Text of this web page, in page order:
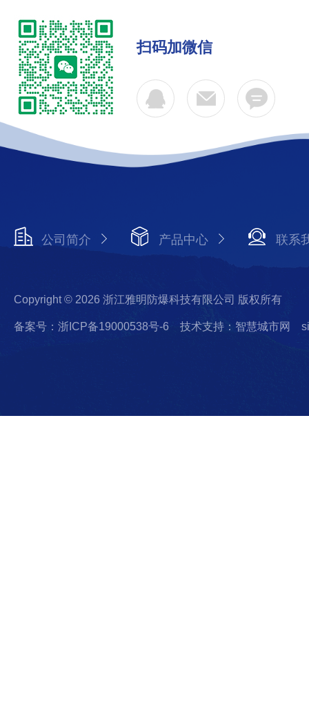
扫码加微信
公司简介 产品中心 联系
Copyright © 2026 浙江雅明防爆科技有限公司 版权所有
备案号：浙ICP备19000538号-6 技术支持：智慧城市网